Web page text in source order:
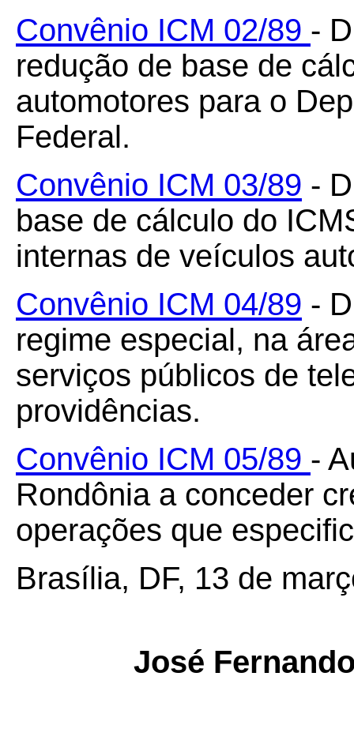
Convênio ICM 02/89 -
redução de base de
automotores para o
Federal.
Convênio ICM 03/89 -
base de cálculo do
internas de veículos
Convênio ICM 04/89 -
regime especial, na
serviços públicos de
providências.
Convênio ICM 05/89 -
Rondônia a conceder
operações que
Brasília, DF, 13 de
José